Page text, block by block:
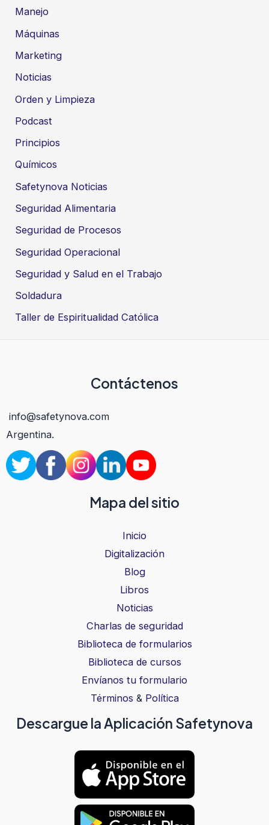
Manejo
Máquinas
Marketing
Noticias
Orden y Limpieza
Podcast
Principios
Químicos
Safetynova Noticias
Seguridad Alimentaria
Seguridad de Procesos
Seguridad Operacional
Seguridad y Salud en el Trabajo
Soldadura
Taller de Espiritualidad Católica
Contáctenos
info@safetynova.com
Argentina.
Mapa del sitio
Inicio
Digitalización
Blog
Libros
Noticias
Charlas de seguridad
Biblioteca de formularios
Biblioteca de cursos
Envíanos tu formulario
Términos & Política
Descargue la Aplicación Safetynova